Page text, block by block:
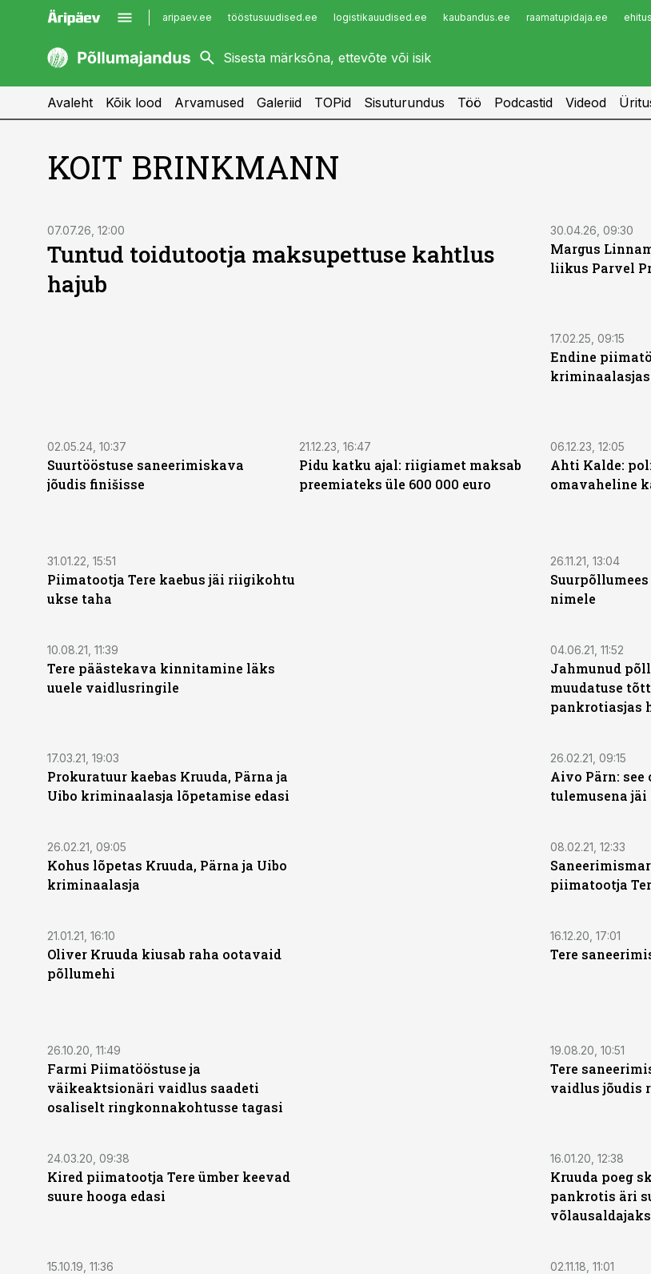
aripaev.ee tööstusuudised.ee logistikauudised.ee kaubandus.ee raamatupidaja.ee
kaubandus.ee
kinnisvarauudised.ee
imelineajalugu.ee
Infopank
Avaleht Kõik lood Arvamused Galeriid TOPid Sisuturundus Töö Podcastid Videod
KOIT BRINKMANN
07.07.26, 12:00
Tuntud toidutootja maksupettuse kahtlus
hajub
30.04.26, 09:30
Margus
liikus Parvel
17.02.25, 09:15
Endine
02.05.24, 10:37
Suurtööstuse saneerimiskava
jõudis finišisse
21.12.23, 16:47
Pidu katku ajal: riigiamet maksab
preemiateks üle 600 000 euro
06.12.23, 12:05
Ahti Kalde:
omavaheline
31.01.22, 15:51
Piimatootja Tere kaebus jäi riigikohtu
ukse taha
26.11.21, 13:04
nimele
10.08.21, 11:39
Tere päästekava kinnitamine läks
uuele vaidlusringile
04.06.21, 11:52
Jahmunud
muudatuse
pankrotiasjas
17.03.21, 19:03
Prokuratuur kaebas Kruuda, Pärna ja
Uibo kriminaalasja lõpetamise edasi
26.02.21, 09:15
Aivo Pärn:
tulemusena
26.02.21, 09:05
Kohus lõpetas Kruuda, Pärna ja Uibo
kriminaalasja
08.02.21, 12:33
piimatootja
21.01.21, 16:10
Oliver Kruuda kiusab raha ootavaid
põllumehi
16.12.20, 17:01
Tere
26.10.20, 11:49
Farmi Piimatööstuse ja
väikeaktsionäri vaidlus saadeti
osaliselt ringkonnakohtusse tagasi
19.08.20, 10:51
Tere
vaidlus jõudis
24.03.20, 09:38
Kired piimatootja Tere ümber keevad
suure hooga edasi
16.01.20, 12:38
Kruuda poeg
pankrotis äri
võlausaldajaks
15.10.19, 11:36 02.11.18, 11:01